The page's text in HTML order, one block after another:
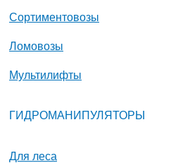
Сортиментовозы
Ломовозы
Мультилифты
ГИДРОМАНИПУЛЯТОРЫ
Для леса